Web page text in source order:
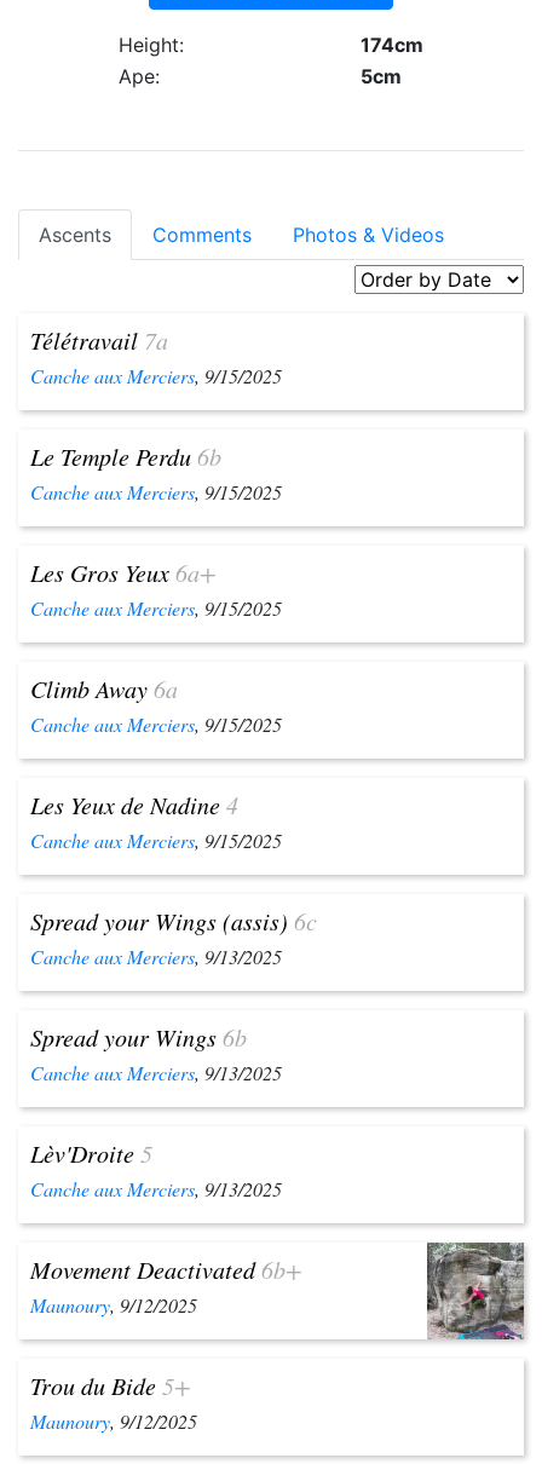
Height:
174cm
Ape:
5cm
Ascents Comments Photos & Videos
Télétravail 7a
Canche aux Merciers, 9/15/2025
Le Temple Perdu6b
Canche aux Merciers, 9/15/2025
Les Gros Yeux6a+
Canche aux Merciers, 9/15/2025
Climb Away6a
Canche aux Merciers, 9/15/2025
Les Yeux de Nadine4
Canche aux Merciers, 9/15/2025
Spread your Wings (assis) 6c
Canche aux Merciers, 9/13/2025
Spread your Wings6b
Canche aux Merciers, 9/13/2025
Lèv'Droite5
Canche aux Merciers, 9/13/2025
Movement Deactivated6b+
Maunoury, 9/12/2025
Trou du Bide5+
Maunoury, 9/12/2025